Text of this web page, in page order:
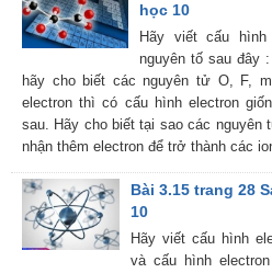
học 10
Hãy viết cấu
nguyên tố sau đây
hãy cho biết các nguyên tử O, F,
electron thì có cấu hình electron
sau. Hãy cho biết tại sao các
nhận thêm electron để trở thành các
Bài 3.15 trang 28
10
Hãy viết cấu hình
và cấu hình